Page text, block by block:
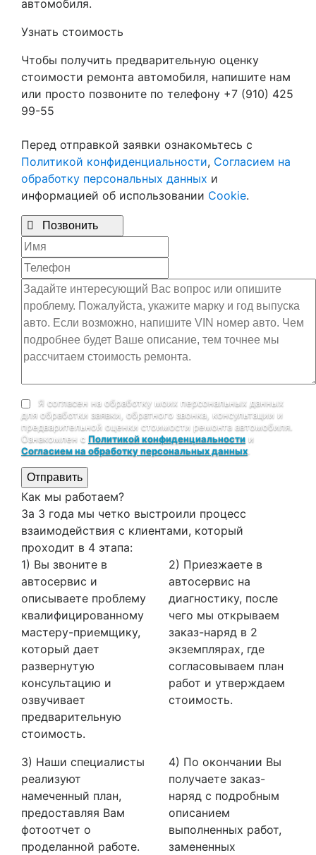
автомобиля.
Узнать стоимость
Чтобы получить предварительную оценку
стоимости ремонта автомобиля, напишите нам
или просто позвоните по телефону +7 (910) 425
99-55
Перед отправкой заявки ознакомьтесь с
Политикой конфиденциальности, Согласием на
обработку персональных данных и
информацией об использовании Cookie.
 Позвонить
Я согласен на обработку моих персональных данных
для обработки заявки, обратного звонка, консультации и
предварительной оценки стоимости ремонта автомобиля.
Ознакомлен с Политикой конфиденциальности и
Согласием на обработку персональных данных
Отправить
Как мы работаем?
За 3 года мы четко выстроили процесс
взаимодействия с клиентами, который
проходит в 4 этапа:
1) Вы звоните в
автосервис и
описываете проблему
квалифицированному
мастеру-приемщику,
который дает
развернутую
консультацию и
озвучивает
предварительную
стоимость.
2) Приезжаете в
автосервис на
диагностику, после
чего мы открываем
заказ-наряд в 2
экземплярах, где
согласовываем план
работ и утверждаем
стоимость.
3) Наши специалисты
реализуют
намеченный план,
предоставляя Вам
фотоотчет о
проделанной работе.
4) По окончании Вы
получаете заказ-
наряд с подробным
описанием
выполненных работ,
замененных